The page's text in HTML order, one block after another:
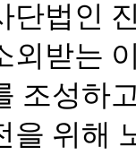
단법인
외받는
조성하
을 위해